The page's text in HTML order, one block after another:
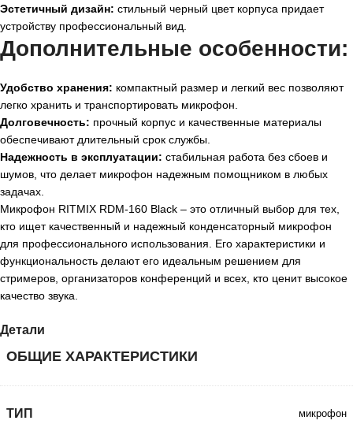
Эстетичный дизайн: стильный черный цвет корпуса придает
устройству профессиональный вид.
Дополнительные особенности:
Удобство хранения: компактный размер и легкий вес позволяют
легко хранить и транспортировать микрофон.
Долговечность: прочный корпус и качественные материалы
обеспечивают длительный срок службы.
Надежность в эксплуатации: стабильная работа без сбоев и
шумов, что делает микрофон надежным помощником в любых
задачах.
Микрофон RITMIX RDM-160 Black – это отличный выбор для тех,
кто ищет качественный и надежный конденсаторный микрофон
для профессионального использования. Его характеристики и
функциональность делают его идеальным решением для
стримеров, организаторов конференций и всех, кто ценит высокое
качество звука.
Детали
ОБЩИЕ ХАРАКТЕРИСТИКИ
ТИП микрофон